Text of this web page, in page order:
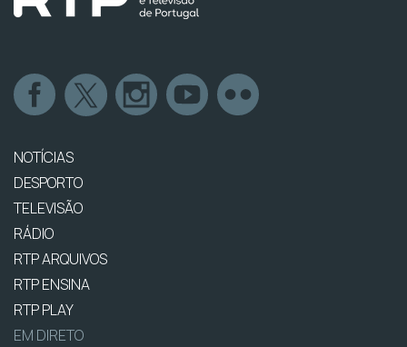
NOTÍCIAS
DESPORTO
TELEVISÃO
RÁDIO
RTP ARQUIVOS
RTP ENSINA
RTP PLAY
EM DIRETO